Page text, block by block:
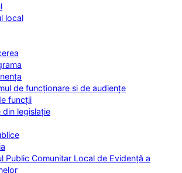
local
de funcționare și de audiențe
funcții
din legislație
Public Comunitar Local de Evidență a